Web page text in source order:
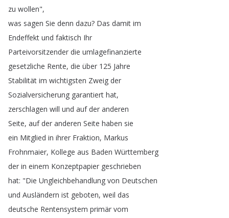
zu wollen",
was sagen Sie denn dazu? Das damit im
Endeffekt und faktisch Ihr
Parteivorsitzender die umlagefinanzierte
gesetzliche Rente, die über 125 Jahre
Stabilität im wichtigsten Zweig der
Sozialversicherung garantiert hat,
zerschlagen will und auf der anderen
Seite, auf der anderen Seite haben sie
ein Mitglied in ihrer Fraktion, Markus
Frohnmaier, Kollege aus Baden Württemberg
der in einem Konzeptpapier geschrieben
hat: "Die Ungleichbehandlung von Deutschen
und Ausländern ist geboten, weil das
deutsche Rentensystem primär vom